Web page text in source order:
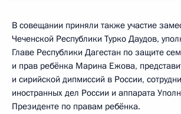
В совещании приняли также участие
Чеченской Республики Турко Даудов,
Главе Республики Дагестан по защите
и прав ребёнка Марина Ежова,
и сирийской дипмиссий в России,
иностранных дел России и аппарата
Президенте по правам ребёнка.